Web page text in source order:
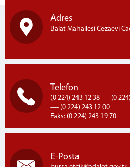
Adres
Balat Mahallesi Cezaevi
Telefon
(0 224) 243 12 38 ---- (0
---- (0 224) 243 12 00
Faks: (0 224) 243 19 70
E-Posta